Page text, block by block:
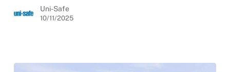
Uni-Safe
10/11/2025